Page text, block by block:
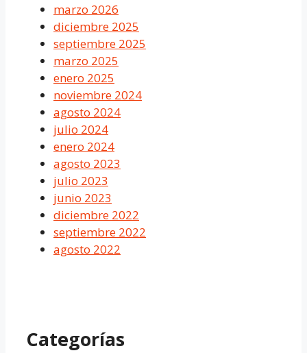
marzo 2026
diciembre 2025
septiembre 2025
marzo 2025
enero 2025
noviembre 2024
agosto 2024
julio 2024
enero 2024
agosto 2023
julio 2023
junio 2023
diciembre 2022
septiembre 2022
agosto 2022
Categorías